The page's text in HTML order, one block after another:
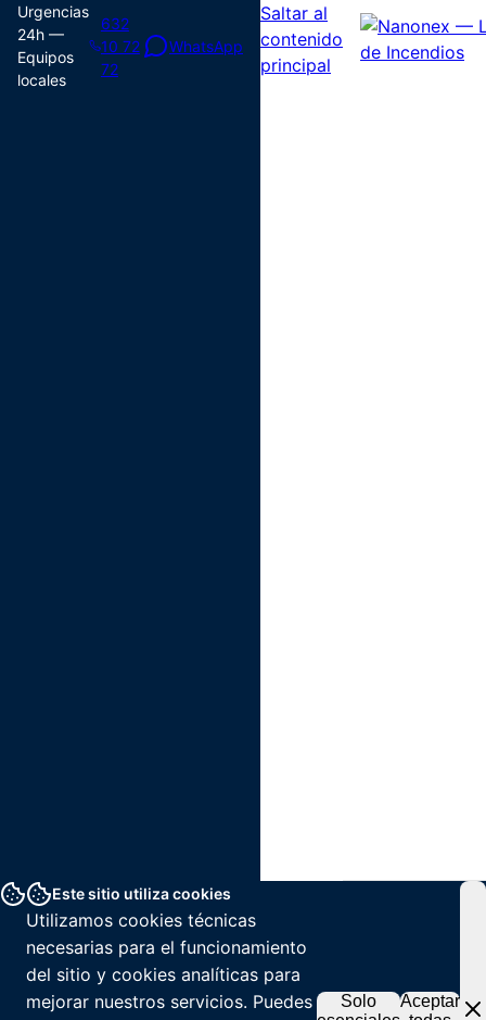
Urgencias
24h —
Equipos
locales
632
10 72
72
WhatsApp
Saltar al
contenido
principal
Este sitio utiliza cookies
Utilizamos cookies técnicas
necesarias para el funcionamiento
del sitio y cookies analíticas para
mejorar nuestros servicios. Puedes
Solo
Aceptar